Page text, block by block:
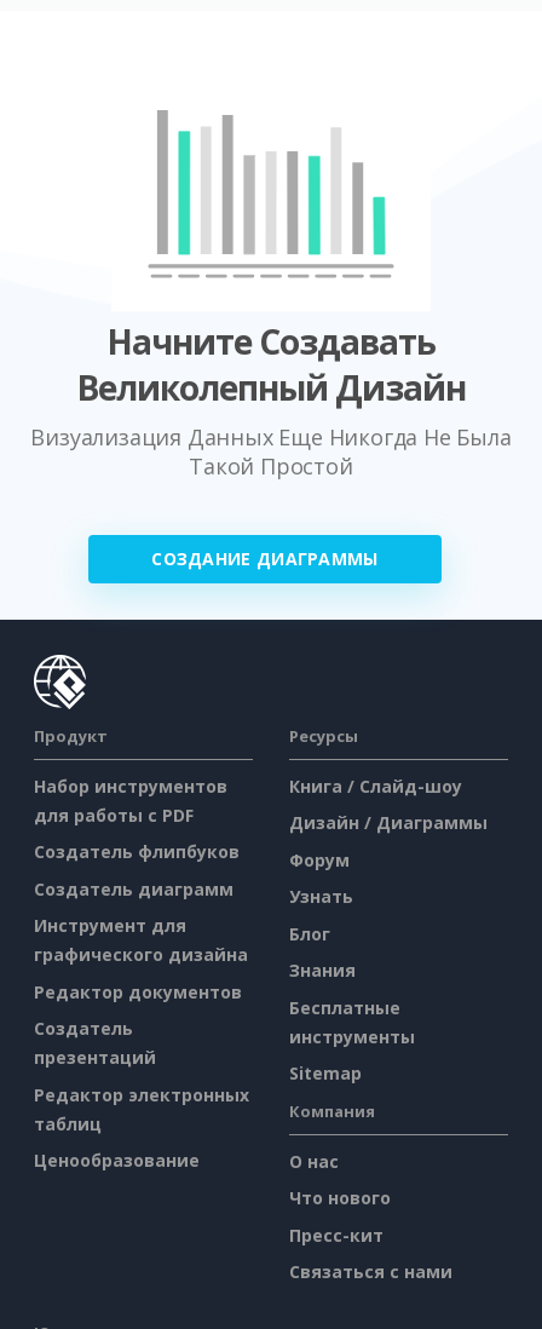
Начните Создавать
Великолепный Дизайн
Визуализация Данных Еще Никогда Не Была
Такой Простой
СОЗДАНИЕ ДИАГРАММЫ
Продукт
Набор инструментов
для работы с PDF
Создатель флипбуков
Создатель диаграмм
Инструмент для
графического дизайна
Редактор документов
Создатель
презентаций
Редактор электронных
таблиц
Ценообразование
Ресурсы
Книга / Слайд-шоу
Дизайн / Диаграммы
Форум
Узнать
Блог
Знания
Бесплатные
инструменты
Sitemap
Компания
О нас
Что нового
Пресс-кит
Связаться с нами